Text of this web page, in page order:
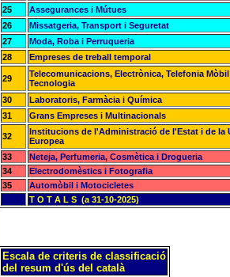
25
Assegurances i Mútues
26
Missatgeria, Transport i Seguretat
27
Moda, Roba i Perruqueria
28
Empreses de treball temporal
29
Telecomunicacions, Electrònica, Telefonia
Tecnologia
30
Laboratoris, Farmàcia i Química
31
Grans Empreses i Multinacionals
32
Institucions de l'Administració de l'Estat i de la
Europea
33
Neteja, Perfumeria, Cosmètica i Drogueria
34
Electrodomèstics i Fotografia
35
Automòbil i Motocicletes
T O T A L S (a 31-10-2025)
Escala de criteris de classificació
del resum d'ús del català